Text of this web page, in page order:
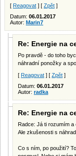
[ Reagovat ] [ Zpět ]
Datum: 06.01.2017
Autor: Marin7
Re: Energie na
Po pravdě - do toho
náhradní ponožky a
[ Reagovat ] [ Zpět ]
Datum: 06.01.2017
Autor: radka
Re: Energie na
Radce: Já ti rozumím a
Ale zkušenosti s
Co s ním, po použití?